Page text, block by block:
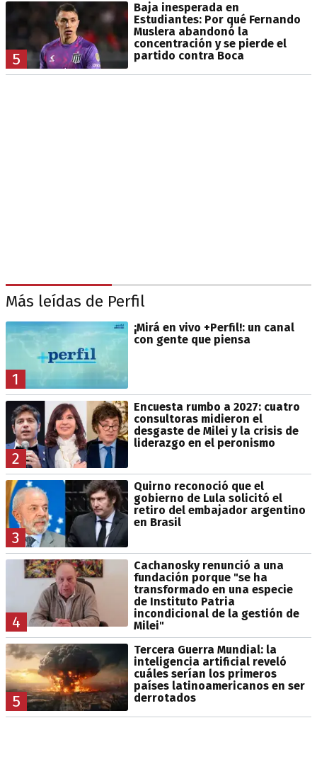
5
Baja inesperada en
Estudiantes: Por qué Fernando
Muslera abandonó la
concentración y se pierde el
partido contra Boca
Más leídas de Perfil
1
¡Mirá en vivo +Perfil!: un canal
con gente que piensa
2
Encuesta rumbo a 2027: cuatro
consultoras midieron el
desgaste de Milei y la crisis de
liderazgo en el peronismo
3
Quirno reconoció que el
gobierno de Lula solicitó el
retiro del embajador argentino
en Brasil
4
Cachanosky renunció a una
fundación porque "se ha
transformado en una especie
de Instituto Patria
incondicional de la gestión de
Milei"
5
Tercera Guerra Mundial: la
inteligencia artificial reveló
cuáles serían los primeros
países latinoamericanos en ser
derrotados